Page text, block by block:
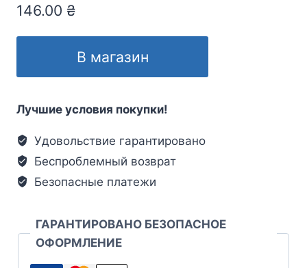
146.00 ₴
В магазин
Лучшие условия покупки!
Удовольствие гарантировано
Беспроблемный возврат
Безопасные платежи
ГАРАНТИРОВАНО БЕЗОПАСНОЕ
ОФОРМЛЕНИЕ